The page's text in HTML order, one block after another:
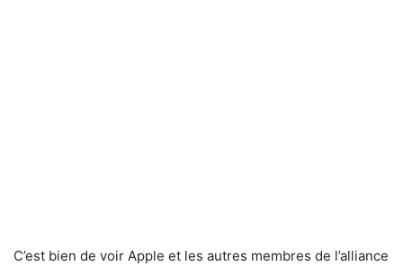
C’est bien de voir Apple et les autres membres de l’alliance